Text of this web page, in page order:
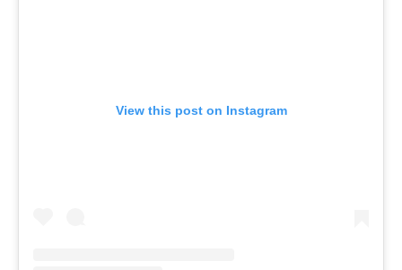
View this post on Instagram